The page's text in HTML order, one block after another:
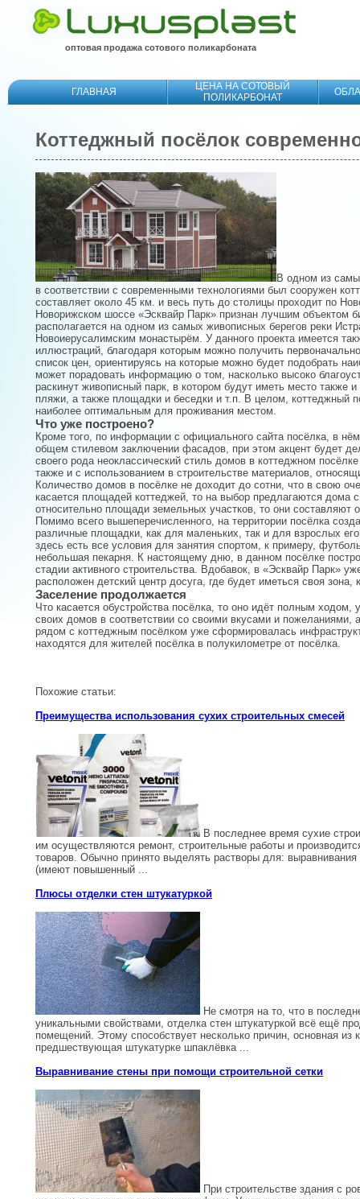
оптовая продажа сотового поликарбоната
ГЛАВНАЯ
ЦЕНА НА СОТОВЫЙ
ПОЛИКАРБОНАТ
Коттеджный посёлок
В одном из
в соответствии с современными технологиями был сооружен
составляет около 45 км. и весь путь до столицы проходит по
Новорижском шоссе «Эсквайр Парк» признан лучшим объектом
располагается на одном из самых живописных берегов реки
Новоиерусалимским монастырём. У данного проекта имеется
иллюстраций, благодаря которым можно получить
список цен, ориентируясь на которые можно будет подобрать
может порадовать информацию о том, насколько высоко
раскинут живописный парк, в котором будут иметь место также
пляжи, а также площадки и беседки и т.п. В целом, коттеджный
наиболее оптимальным для проживания местом.
Что уже построено?
Кроме того, по информации с официального сайта посёлка, в
общем стилевом заключении фасадов, при этом акцент будет
своего рода неоклассический стиль домов в коттеджном
также и с использованием в строительстве материалов,
Количество домов в посёлке не доходит до сотни, что в свою
касается площадей коттеджей, то на выбор предлагаются
относительно площади земельных участков, то они составляют
Помимо всего вышеперечисленного, на территории посёлка
различные площадки, как для маленьких, так и для взрослых
здесь есть все условия для занятия спортом, к примеру,
небольшая пекарня. К настоящему дню, в данном посёлке
стадии активного строительства. Вдобавок, в «Эсквайр Парк»
расположен детский центр досуга, где будет иметься своя
Заселение продолжается
Что касается обустройства посёлка, то оно идёт полным
своих домов в соответствии со своими вкусами и пожеланиями,
рядом с коттеджным посёлком уже сформировалась
находятся для жителей посёлка в полукилометре от посёлка.
Похожие статьи:
Преимущества использования сухих строительных смесей
В последнее время сухие
им осуществляются ремонт, строительные работы и
товаров. Обычно принято выделять растворы для:
(имеют повышенный ...
Плюсы отделки стен штукатуркой
Не смотря на то, что в
уникальными свойствами, отделка стен штукатуркой всё ещё
помещений. Этому способствует несколько причин, основная из
предшествующая штукатурке шпаклёвка ...
Выравнивание стены при помощи строительной сетки
При строительстве здания с